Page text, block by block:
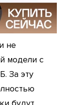
не
модели с
За эту